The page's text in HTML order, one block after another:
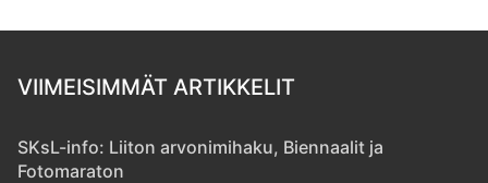
VIIMEISIMMÄT ARTIKKELIT
SKsL-info: Liiton arvonimihaku, Biennaalit ja
Fotomaraton